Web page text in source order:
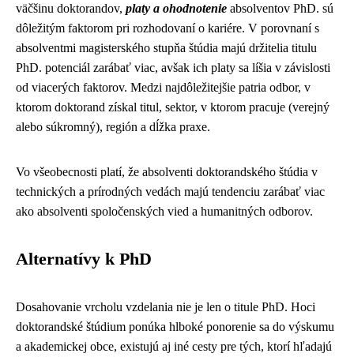
väčšinu doktorandov, platy a ohodnotenie absolventov PhD. sú
dôležitým faktorom pri rozhodovaní o kariére. V porovnaní s
absolventmi magisterského stupňa štúdia majú držitelia titulu
PhD. potenciál zarábať viac, avšak ich platy sa líšia v závislosti
od viacerých faktorov. Medzi najdôležitejšie patria odbor, v
ktorom doktorand získal titul, sektor, v ktorom pracuje (verejný
alebo súkromný), región a dĺžka praxe.
Vo všeobecnosti platí, že absolventi doktorandského štúdia v
technických a prírodných vedách majú tendenciu zarábať viac
ako absolventi spoločenských vied a humanitných odborov.
Alternatívy k PhD
Dosahovanie vrcholu vzdelania nie je len o titule PhD. Hoci
doktorandské štúdium ponúka hlboké ponorenie sa do výskumu
a akademickej obce, existujú aj iné cesty pre tých, ktorí hľadajú